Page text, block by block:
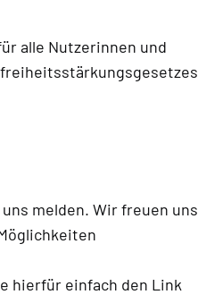
alle Nutzerinnen und
melden. Wir freuen uns
hierfür einfach den Link